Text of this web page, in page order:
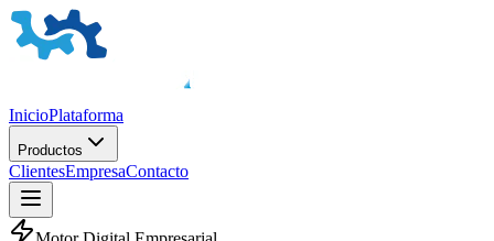
InicioPlataforma
Productos
ClientesEmpresaContacto